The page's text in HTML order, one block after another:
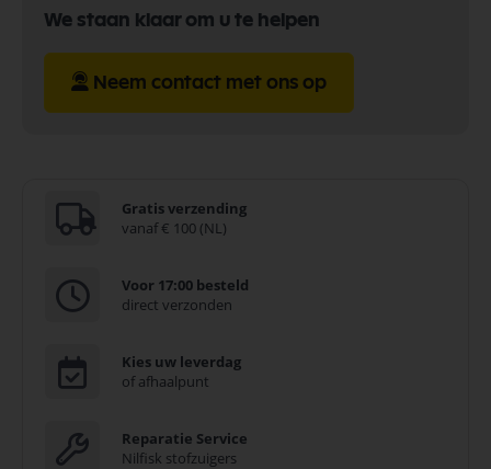
We staan klaar om u te helpen
Neem contact met ons op
Gratis verzending
vanaf € 100 (NL)
Voor 17:00 besteld
direct verzonden
Kies uw leverdag
of afhaalpunt
Reparatie Service
Nilfisk stofzuigers